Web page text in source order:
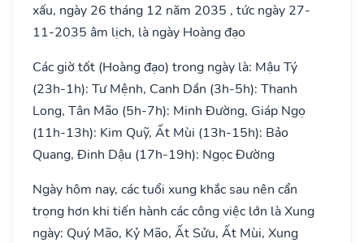
xấu, ngày 26 tháng 12 năm 2035 , tức ngày 27-
11-2035 âm lịch, là ngày Hoàng đạo
Các giờ tốt (Hoàng đạo) trong ngày là: Mậu Tý
(23h-1h): Tư Mệnh, Canh Dần (3h-5h): Thanh
Long, Tân Mão (5h-7h): Minh Đường, Giáp Ngọ
(11h-13h): Kim Quỹ, Ất Mùi (13h-15h): Bảo
Quang, Đinh Dậu (17h-19h): Ngọc Đường
Ngày hôm nay, các tuổi xung khắc sau nên cẩn
trọng hơn khi tiến hành các công việc lớn là Xung
ngày: Quý Mão, Kỷ Mão, Ất Sửu, Ất Mùi, Xung